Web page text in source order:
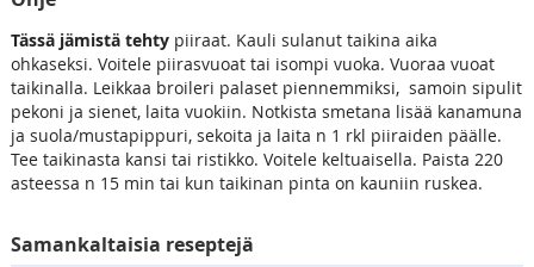
Tässä jämistä tehtypiiraat. Kauli sulanut taikina aika
ohkaseksi. Voitele piirasvuoat tai isompi vuoka. Vuoraa vuoat
taikinalla. Leikkaa broileri palaset piennemmiksi, samoin sipulit
pekoni ja sienet, laita vuokiin. Notkista smetana lisää kanamuna
ja suola/mustapippuri, sekoita ja laita n 1 rkl piiraiden päälle.
Tee taikinasta kansi tai ristikko. Voitele keltuaisella. Paista 220
asteessa n 15 min tai kun taikinan pinta on kauniin ruskea.
Samankaltaisia reseptejä